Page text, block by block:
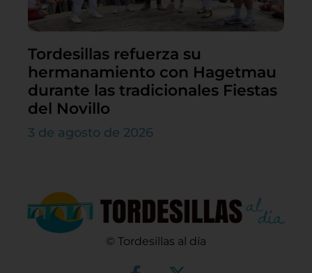
Tordesillas refuerza su
hermanamiento con Hagetmau
durante las tradicionales Fiestas
del Novillo
3 de agosto de 2026
© Tordesillas al día